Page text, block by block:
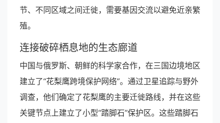
节、不同区域之间迁徙，需要基因交流以避免近亲繁
殖。
连接破碎栖息地的生态廊道
中国与俄罗斯、朝鲜的科学家合作，在三国边境地区
建立了“花梨鹰跨境保护网络”。通过卫星追踪与野外
调查，他们确定了花梨鹰的主要迁徙路线，并在这些
关键节点上建立了小型“踏脚石”保护区。这些踏脚石